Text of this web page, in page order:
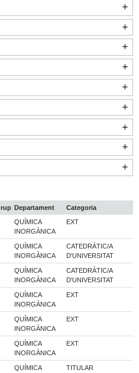
Departament
Categoria
QUÍMICA
INORGÀNICA
EXT
QUÍMICA
INORGÀNICA
CATEDRÀTIC/A
D'UNIVERSITAT
QUÍMICA
INORGÀNICA
CATEDRÀTIC/A
D'UNIVERSITAT
QUÍMICA
INORGÀNICA
EXT
QUÍMICA
INORGÀNICA
EXT
QUÍMICA
INORGÀNICA
EXT
QUÍMICA
TITULAR